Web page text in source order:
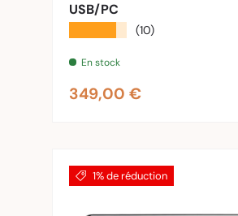
USB/PC
(10)
En stock
Prix habituel
349,00 €
1% de réduction